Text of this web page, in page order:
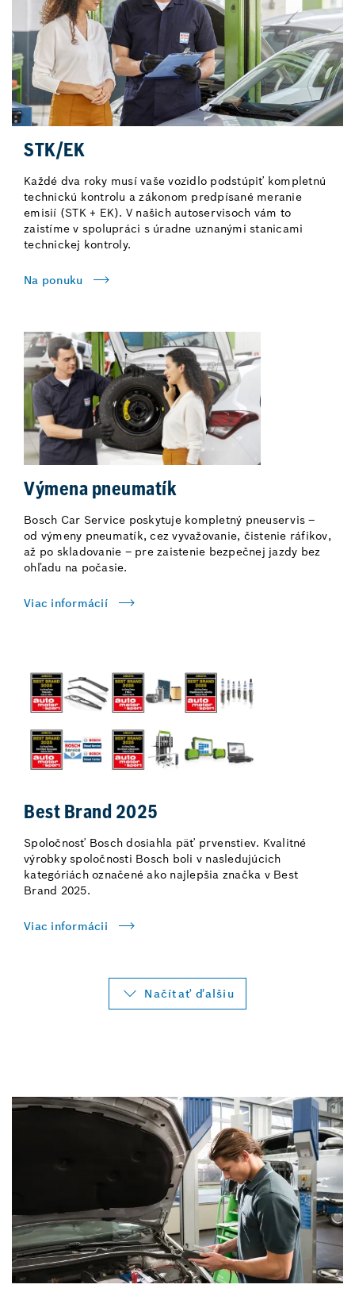
STK/EK
Každé dva roky musí vaše vozidlo podstúpiť kompletnú
technickú kontrolu a zákonom predpísané meranie
emisií (STK + EK). V našich autoservisoch vám to
zaistíme v spolupráci s úradne uznanými stanicami
technickej kontroly.
Na ponuku
Výmena pneumatík
Bosch Car Service poskytuje kompletný pneuservis –
od výmeny pneumatík, cez vyvažovanie, čistenie ráfikov,
až po skladovanie – pre zaistenie bezpečnej jazdy bez
ohľadu na počasie.
Viac informácií
Best Brand 2025
Spoločnosť Bosch dosiahla päť prvenstiev. Kvalitné
výrobky spoločnosti Bosch boli v nasledujúcich
kategóriách označené ako najlepšia značka v Best
Brand 2025.
Viac informácii
Načítať ďalšiu